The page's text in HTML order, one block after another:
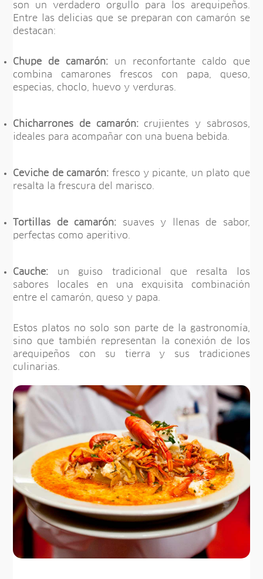
son un verdadero orgullo para los arequipeños.
Entre las delicias que se preparan con camarón se
destacan:
Chupe de camarón: un reconfortante caldo que
combina camarones frescos con papa, queso,
especias, choclo, huevo y verduras.
Chicharrones de camarón:crujientes y sabrosos,
ideales para acompañar con una buena bebida.
Ceviche de camarón: fresco y picante, un plato que
resalta la frescura del marisco.
Tortillas de camarón: suaves y llenas de sabor,
perfectas como aperitivo.
Cauche: un guiso tradicional que resalta los
sabores locales en una exquisita combinación
entre el camarón, queso y papa.
Estos platos no solo son parte de la gastronomía,
sino que también representan la conexión de los
arequipeños con su tierra y sus tradiciones
culinarias.